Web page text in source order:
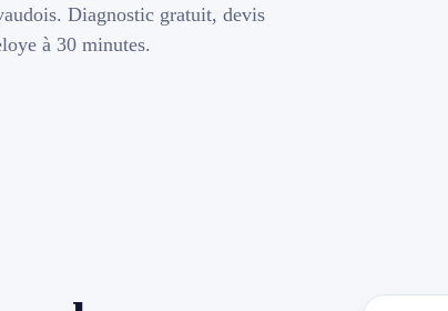
Diagnostic gratuit, devis
à 30 minutes.